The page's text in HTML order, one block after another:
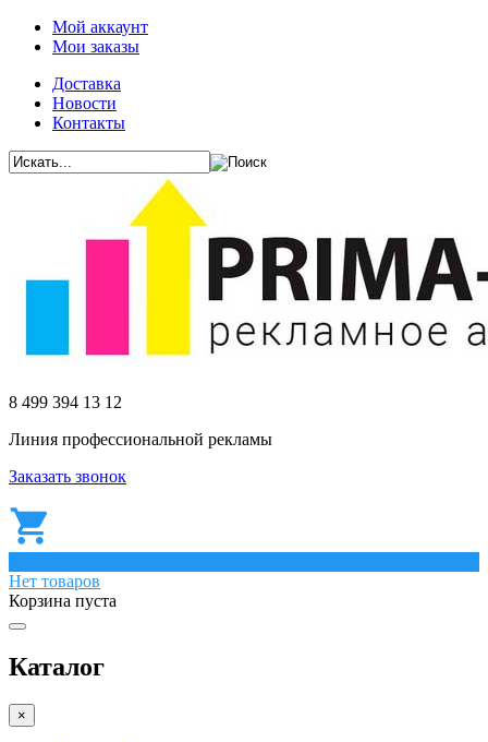
Мой аккаунт
Мои заказы
Доставка
Новости
Контакты
8 499 394 13 12
Линия профессиональной рекламы
Заказать звонок
Нет товаров
Корзина пуста
Каталог
×